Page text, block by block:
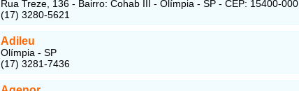
Rua Treze, 136 - Bairro: Cohab III - Olímpia - SP - CEP: 15400-000
(17) 3280-5621
Adileu
Olímpia - SP
(17) 3281-7436